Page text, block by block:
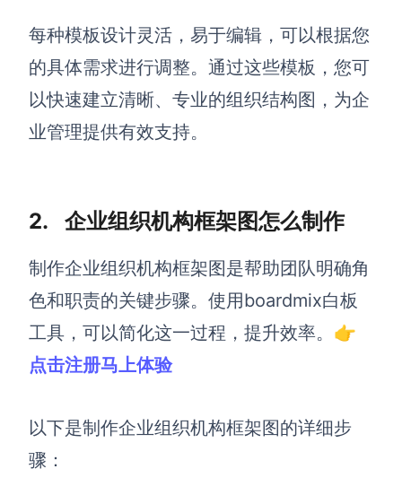
每种模板设计灵活，易于编辑，可以根据您
的具体需求进行调整。通过这些模板，您可
以快速建立清晰、专业的组织结构图，为企
业管理提供有效支持。
2. 企业组织机构框架图怎么制作
制作企业组织机构框架图是帮助团队明确角
色和职责的关键步骤。使用boardmix白板
工具，可以简化这一过程，提升效率。👉
点击注册马上体验
以下是制作企业组织机构框架图的详细步
骤：